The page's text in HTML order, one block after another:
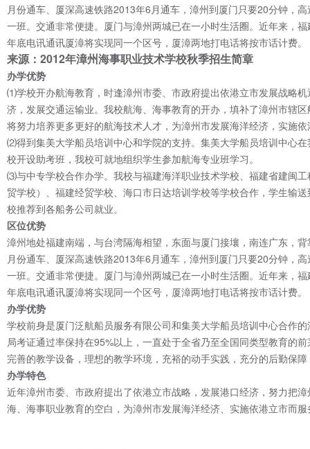
月份通车、厦深高速铁路2013年6月通车，漳州到厦门只要20分钟，
一班。交通非常便捷。厦门与漳州两城已在一小时生活圈。近年来，
年底电讯通讯厦漳将实现同一个区号，厦漳两地打电话将按市话计费。
来源：2012年漳州海事职业技术学校秋季招生简章
办学优势
⑴学校开办航海教育，时逢漳州市委、市政府提出依港立市发展战略
济，发展交通运输业。我校航海、海事教育的开办，填补了漳州市辖
将努力培养更多更好的航海技术人才，为漳州市发展海洋经济，实施
⑵得到集美大学船员培训中心和学院的支持。集美大学船员培训中心
校开设助考班，我校可就地组织学生参加航海专业班学习。
⑶与中专学校合作办学。我校与福建海洋职业技术学校、福建省建闽
贸学校）、福建经贸学校、海口市日达培训学校等学校合作，学生输
校推荐到各船务公司就业。
区位优势
漳州地处福建南端，与台湾隔海相望，东面与厦门接壤，南连广东，
月份通车、厦深高速铁路2013年6月通车，漳州到厦门只要20分钟，
一班。交通非常便捷。厦门与漳州两城已在一小时生活圈。近年来，
年底电讯通讯厦漳将实现同一个区号，厦漳两地打电话将按市话计费。
办学优势
学校前身是厦门泛航船员服务有限公司和集美大学船员培训中心合作
局考证通过率保持在95%以上，一直处于全省乃至全国同类型教育的
完善的教学设备，理想的教学环境，充裕的动手实践，充分的后勤保
办学特色
近年漳州市委、市政府提出了依港立市战略，发展港口经济，努力把
海、海事职业教育的空白，为漳州市发展海洋经济、实施依港立市而服